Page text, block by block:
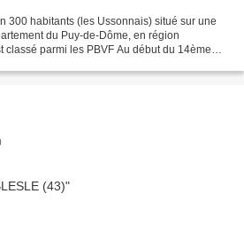
300 habitants (les Ussonnais) situé sur une
du Puy-de-Dôme, en région
classé parmi les PBVF Au début du 14ème